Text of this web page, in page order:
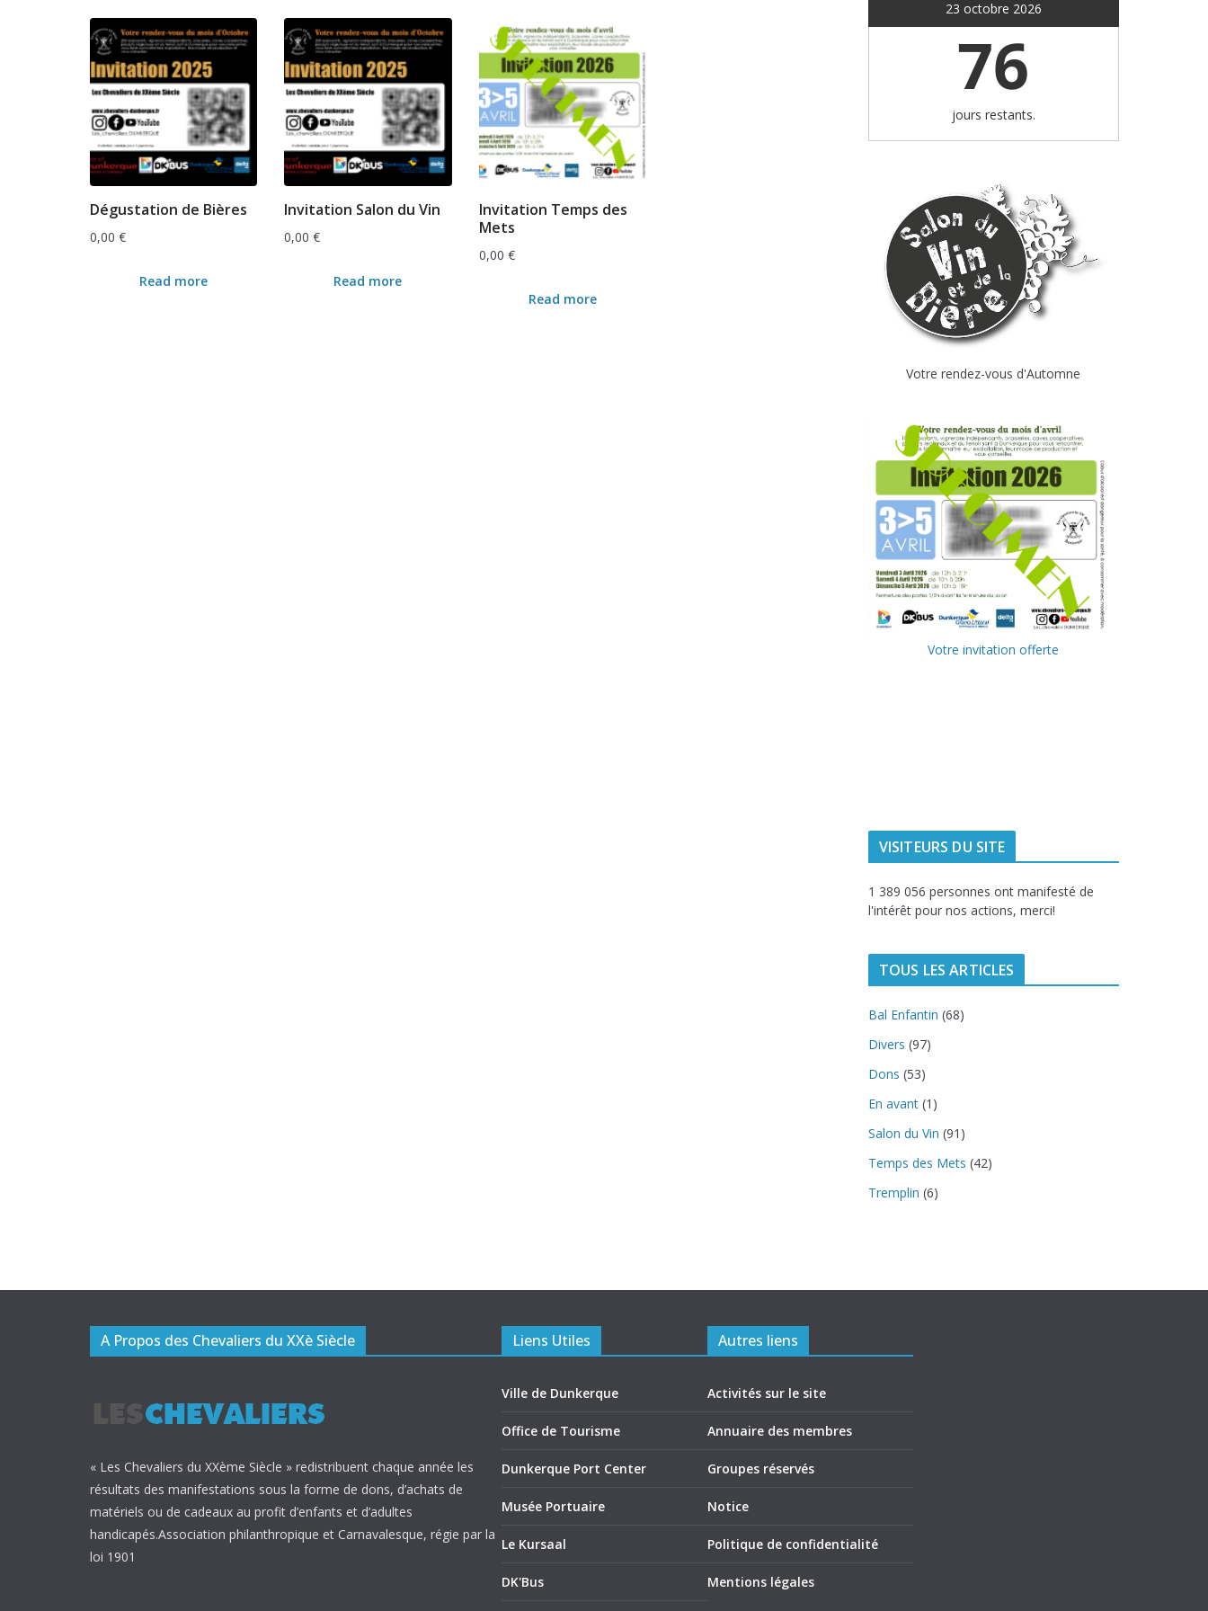
Dégustation de Bières
0,00 €
Read more
Invitation Salon du Vin
0,00€
Read more
Invitation Temps des
Mets
0,00 €
Read more
23 octobre 2026
76
jours restants.
Votre rendez-vous d'Automne
Votre invitation offerte
VISITEURS DU SITE
1 389 056 personnes ont manifesté de
l'intérêt pour nos actions, merci!
TOUS LES ARTICLES
Bal Enfantin (68)
Divers (97)
Dons (53)
En avant(1)
Salon du Vin (91)
Temps des Mets (42)
Tremplin (6)
A Propos des Chevaliers du XXè Siècle
« Les Chevaliers du XXème Siècle » redistribuent chaque année les
résultats des manifestations sous la forme de dons, d’achats de
matériels ou de cadeaux au profit d’enfants et d’adultes
handicapés.Association philanthropique et Carnavalesque, régie par la
loi 1901
Liens Utiles
Ville de Dunkerque
Office de Tourisme
Dunkerque Port Center
Musée Portuaire
Le Kursaal
DK'Bus
Autres liens
Activités sur le site
Annuaire des membres
Groupes réservés
Notice
Politique de confidentialité
Mentions légales